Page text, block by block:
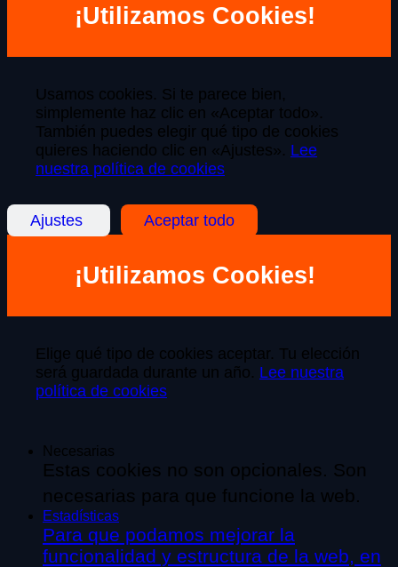
¡Utilizamos Cookies!
Usamos cookies. Si te parece bien,
simplemente haz clic en «Aceptar todo».
También puedes elegir qué tipo de cookies
quieres haciendo clic en «Ajustes». Lee
nuestra política de cookies
Ajustes Aceptar todo
¡Utilizamos Cookies!
Elige qué tipo de cookies aceptar. Tu elección
será guardada durante un año. Lee nuestra
política de cookies
Necesarias
Estas cookies no son opcionales. Son
necesarias para que funcione la web.
Estadísticas
Para que podamos mejorar la
funcionalidad y estructura de la web, en